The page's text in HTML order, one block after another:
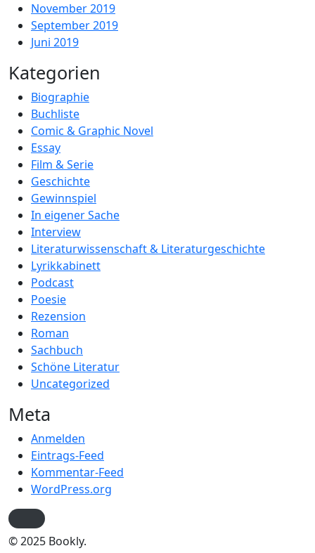
November 2019
September 2019
Juni 2019
Kategorien
Biographie
Buchliste
Comic & Graphic Novel
Essay
Film & Serie
Geschichte
Gewinnspiel
In eigener Sache
Interview
Literaturwissenschaft & Literaturgeschichte
Lyrikkabinett
Podcast
Poesie
Rezension
Roman
Sachbuch
Schöne Literatur
Uncategorized
Meta
Anmelden
Eintrags-Feed
Kommentar-Feed
WordPress.org
© 2025 Bookly.